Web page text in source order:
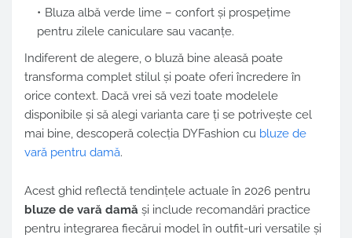
Bluza albă verde lime – confort și prospețime
pentru zilele caniculare sau vacanțe.
Indiferent de alegere, o bluză bine aleasă poate
transforma complet stilul și poate oferi încredere în
orice context. Dacă vrei să vezi toate modelele
disponibile și să alegi varianta care ți se potrivește cel
mai bine, descoperă colecția DYFashion cu bluze de
vară pentru damă.
Acest ghid reflectă tendințele actuale în 2026 pentru
bluze de vară damă și include recomandări practice
pentru integrarea fiecărui model în outfit-uri versatile și